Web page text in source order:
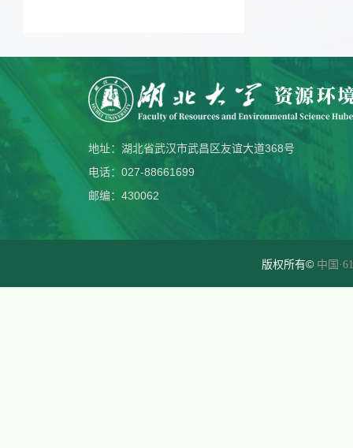
地址：湖北省武汉市武昌区友谊大道368号
电话：027-88661699
邮编：430062
版权所有© 中国